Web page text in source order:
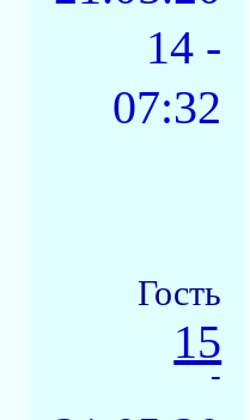
14 -
07:32
Гость
15
-